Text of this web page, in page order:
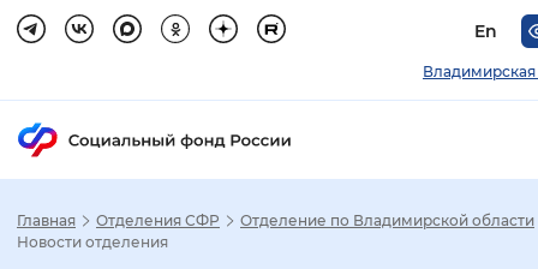
En
Владимирская
Главная Отделения СФР
Отделение по Владимирской области
Новости отделения